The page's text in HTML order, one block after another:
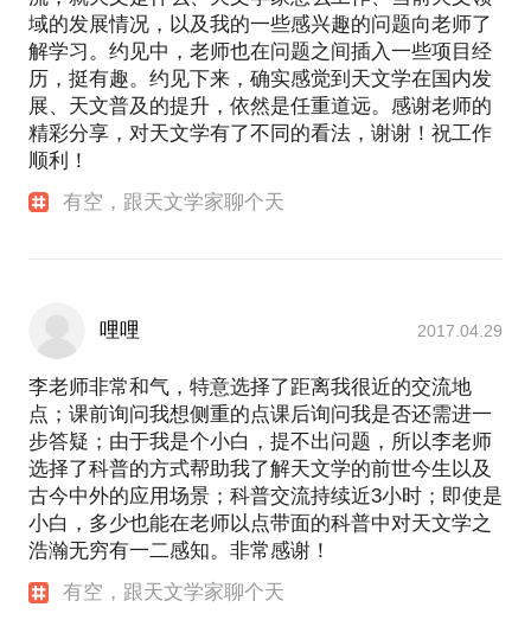
域的发展情况，以及我的一些感兴趣的问题向老师了
解学习。约见中，老师也在问题之间插入一些项目经
历，挺有趣。约见下来，确实感觉到天文学在国内发
展、天文普及的提升，依然是任重道远。感谢老师的
精彩分享，对天文学有了不同的看法，谢谢！祝工作
顺利！
有空，跟天文学家聊个天
哩哩 2017.04.29
李老师非常和气，特意选择了距离我很近的交流地
点；课前询问我想侧重的点课后询问我是否还需进一
步答疑；由于我是个小白，提不出问题，所以李老师
选择了科普的方式帮助我了解天文学的前世今生以及
古今中外的应用场景；科普交流持续近3小时；即使是
小白，多少也能在老师以点带面的科普中对天文学之
浩瀚无穷有一二感知。非常感谢！
有空，跟天文学家聊个天